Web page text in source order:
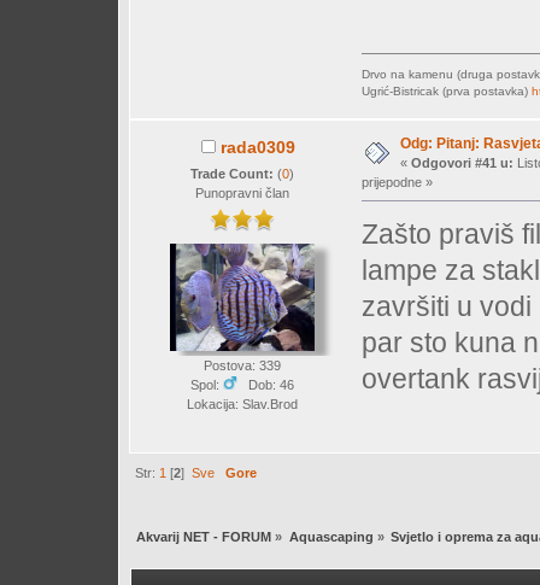
Drvo na kamenu (druga
Ugrić-Bistricak (prva postavka)
rada0309
Trade Count: (0)
Punopravni član
Postova: 339
Spol:
Dob: 46
Lokacija: Slav.Brod
Odg: Pitanj:
« Odgovori #41 u:
prijepodne »
Zašto praviš
lampe za
završiti u
par sto kuna
overtank
Str: 1 [2]Sve Gore
Akvarij NET - FORUM » Aquascaping » Svjetlo i oprema za